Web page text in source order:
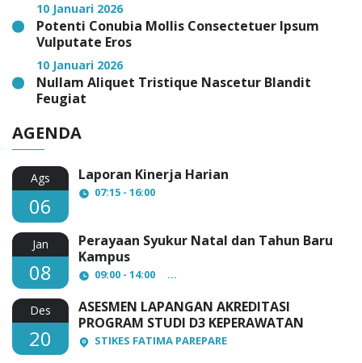
10 Januari 2026
Potenti Conubia Mollis Consectetuer Ipsum
Vulputate Eros
10 Januari 2026
Nullam Aliquet Tristique Nascetur Blandit
Feugiat
AGENDA
Ags
06
Laporan Kinerja Harian
07:15 - 16:00
Jan
08
Perayaan Syukur Natal dan Tahun Baru
Kampus
09:00 - 14:00
Des
20
ASESMEN LAPANGAN AKREDITASI
PROGRAM STUDI D3 KEPERAWATAN
STIKES FATIMA PAREPARE